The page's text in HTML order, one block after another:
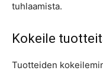
tuhlaamista.
Kokeile
Tuotteiden